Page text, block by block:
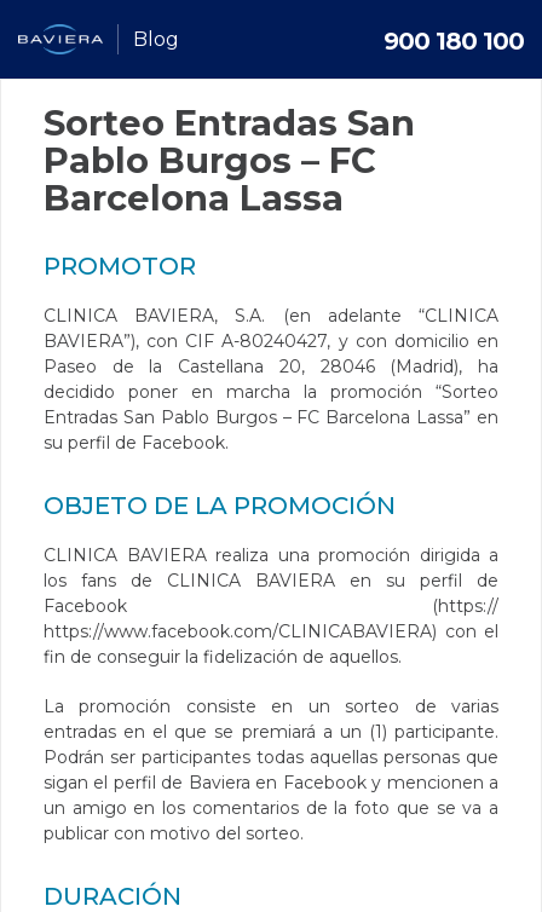
Blog 900 180 100
Sorteo Entradas San
Pablo Burgos – FC
Barcelona Lassa
PROMOTOR
CLINICA BAVIERA, S.A. (en adelante “CLINICA
BAVIERA”), con CIF A-80240427, y con domicilio en
Paseo de la Castellana 20, 28046 (Madrid), ha
decidido poner en marcha la promoción “Sorteo
Entradas San Pablo Burgos – FC Barcelona Lassa” en
su perfil de Facebook.
OBJETO DE LA PROMOCIÓN
CLINICA BAVIERA realiza una promoción dirigida a
los fans de CLINICA BAVIERA en su perfil de
Facebook (https://
https://www.facebook.com/CLINICABAVIERA) con el
fin de conseguir la fidelización de aquellos.
La promoción consiste en un sorteo de varias
entradas en el que se premiará a un (1) participante.
Podrán ser participantes todas aquellas personas que
sigan el perfil de Baviera en Facebook y mencionen a
un amigo en los comentarios de la foto que se va a
publicar con motivo del sorteo.
DURACIÓN